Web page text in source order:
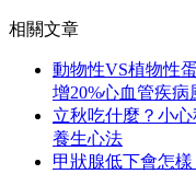
相關文章
動物性VS植物性
增20%心血管疾病
立秋吃什麼？小
養生心法
甲狀腺低下會怎